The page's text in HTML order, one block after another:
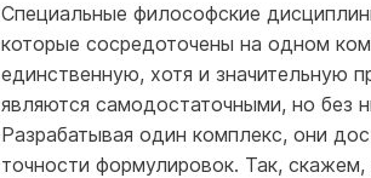
Специальные философские
которые сосредоточены на одном
единственную, хотя и значительную
являются самодостаточными, но без
Разрабатывая один комплекс, они
точности формулировок. Так,